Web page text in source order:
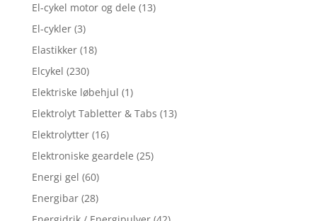
El-cykel motor og dele (13)
El-cykler (3)
Elastikker (18)
Elcykel (230)
Elektriske løbehjul (1)
Elektrolyt Tabletter & Tabs (13)
Elektrolytter (16)
Elektroniske geardele (25)
Energi gel (60)
Energibar (28)